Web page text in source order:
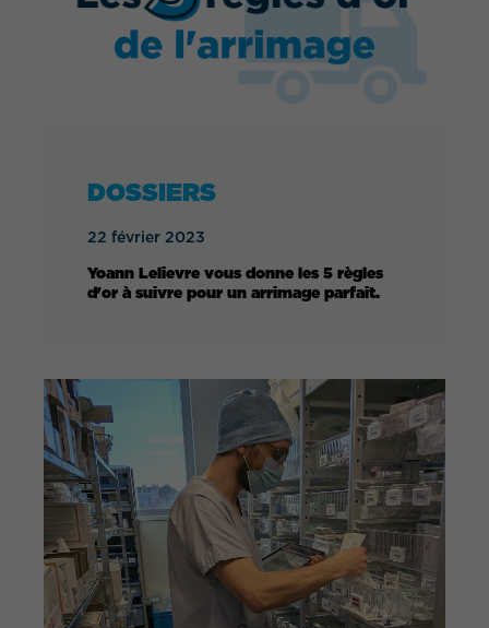
DOSSIERS
22 février 2023
Yoann Lelievre vous donne les 5 règles
d'or à suivre pour un arrimage parfait.